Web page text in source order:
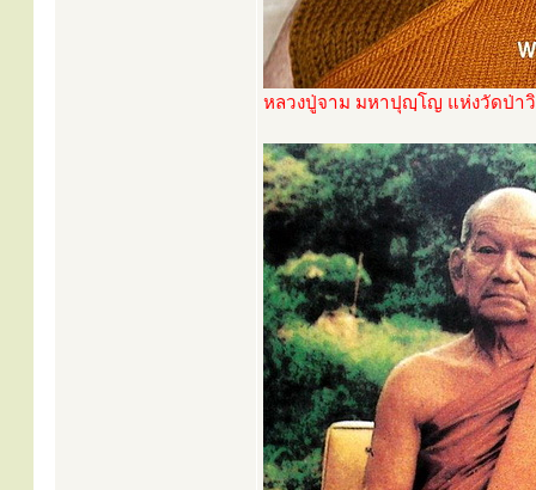
หลวงปู่จาม มหาปุญฺโญ แห่งวัดป่า